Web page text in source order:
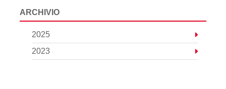
ARCHIVIO
2025
2023